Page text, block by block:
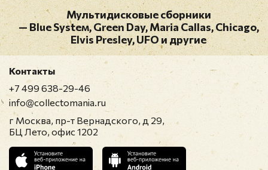
4. Clean Up Your Own Back Yard
5. Burning Love
6. If You Talk In Your Sleep
7. For The Heart
9. Way Down
10. Big Boss Man
11. Guitar Man
12. U.S. Male
13. You Don't Have To Say That You Love Me
14. Edge Of Reality
15. Memories
Мультидисковые сборники
— Blue Systeм, Green Day, Maria Callas, Chicago,
Elvis Presley, UFO и другие
Контакты
+7 499 638-29-46
info@collectomania.ru
г Москва, пр-т Вернадского, д 29,
БЦ Лето, офис 1202